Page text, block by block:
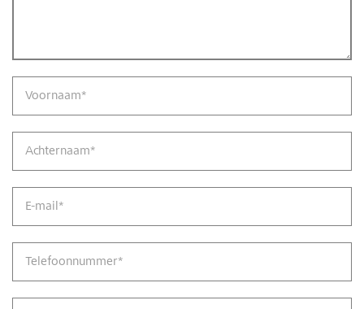
Voornaam*
Achternaam*
E-mail *
Telefoonnummer*